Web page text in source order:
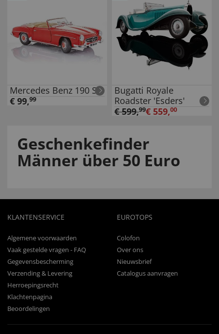
Mercedes Benz 190 SL
€ 99,99
Bugatti Royale
Roadster 'Esders'
€599,99€ 559,00
Geschenkefinder
Männer über 50 Euro
KLANTENSERVICE
Algemene voorwaarden
Vaak gestelde vragen - FAQ
Gegevensbescherming
Verzending & Levering
Herroepingsrecht
Klachtenpagina
Beoordelingen
EUROTOPS
Colofon
Over ons
Nieuwsbrief
Catalogus aanvragen